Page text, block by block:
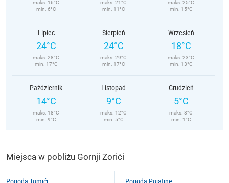
maks. 16°C
min. 6°C
maks. 21°C
min. 11°C
maks. 25°C
min. 15°C
Lipiec
24°C
maks. 28°C
min. 17°C
Sierpień
24°C
maks. 29°C
min. 17°C
Wrzesień
18°C
maks. 23°C
min. 13°C
Październik
14°C
maks. 18°C
min. 9°C
Listopad
9°C
maks. 12°C
min. 5°C
Grudzień
5°C
maks. 8°C
min. 1°C
Miejsca w pobliżu Gornji Zorići